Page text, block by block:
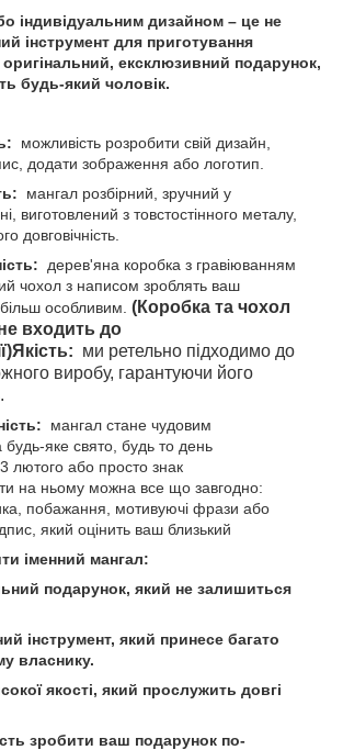
індивідуальним дизайном – це не
інструмент для приготування
ексклюзивний подарунок,
будь-який чоловік.
можливість розробити свій дизайн,
додати зображення або логотип.
мангал розбірний, зручний у
виготовлений з товстостінного металу,
довговічність.
дерев'яна коробка з гравіюванням
чохол з написом зроблять ваш
особливим. (Коробка та чохол
входить до
Якість: ми ретельно підходимо до
виробу, гарантуючи його
мангал стане чудовим
яке свято, будь то день
лютого або просто знак
на ньому можна все що завгодно:
побажання, мотивуючі фрази або
який оцінить ваш близький
іменний мангал:
подарунок, який не залишиться
інструмент, який принесе багато
власнику.
якості, який прослужить довгі
зробити ваш подарунок по-